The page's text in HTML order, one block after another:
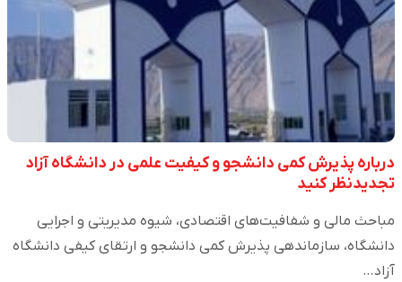
درباره پذیرش کمی دانشجو و کیفیت علمی در دانشگاه آزاد
تجدیدنظر کنید
مباحث مالی و شفافیت‌های اقتصادی، شیوه مدیریتی و اجرایی
دانشگاه، سازماندهی پذیرش کمی دانشجو و ارتقای کیفی دانشگاه
آزاد…